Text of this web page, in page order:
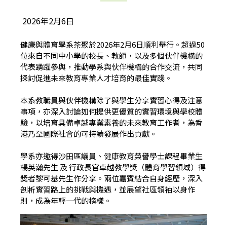
2026年2月6日
健康與體育學系茶聚於2026年2月6日順利舉行。超過50
位來自不同中小學的校長、教師，以及多個伙伴機構的
代表踴躍參與，推動學系與伙伴機構的合作交流，共同
探討促進未來教育專業人才培育的最佳實踐。
本系教職員與伙伴機構除了與學生分享實習心得及注意
事項，亦深入討論如何提供更優質的實習環境與學校體
驗，以培育具備卓越專業素養的未來教育工作者，為香
港乃至國際社會的可持續發展作出貢獻。
學系亦邀得沙田區議員、健康教育榮譽學士課程畢業生
楊英瀚先生 及 行政長官卓越教學獎（體育學習領域）得
奬者黎可基先生作分享。兩位嘉賓結合自身經歷，深入
剖析實習路上的挑戰與機遇，並展望社區領袖以身作
則，成為年輕一代的榜樣。